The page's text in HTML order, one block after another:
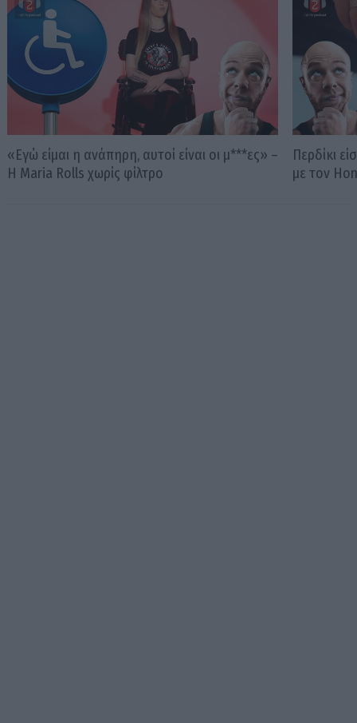
«Εγώ είμαι η ανάπηρη, αυτοί είναι οι μ***ες» –
Η Maria Rolls χωρίς φίλτρο
Περδίκι
με τον